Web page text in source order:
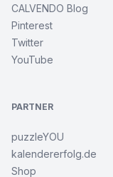
CALVENDO Blog
Pinterest
Twitter
YouTube
PARTNER
puzzleYOU
kalendererfolg.de
Shop